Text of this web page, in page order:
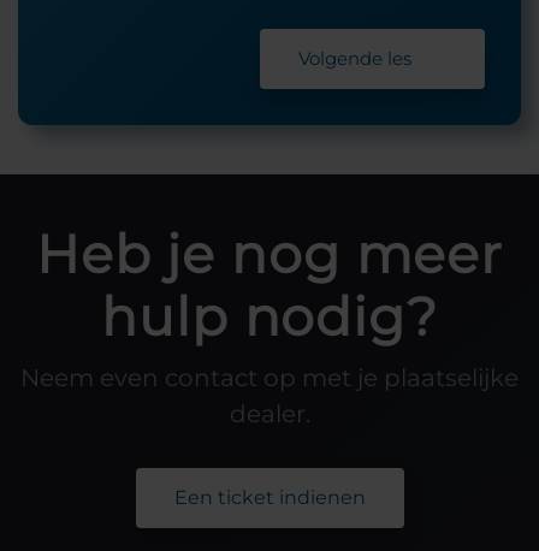
Volgende les
Heb je nog meer
hulp nodig?
Neem even contact op met je plaatselijke
dealer.
Een ticket indienen